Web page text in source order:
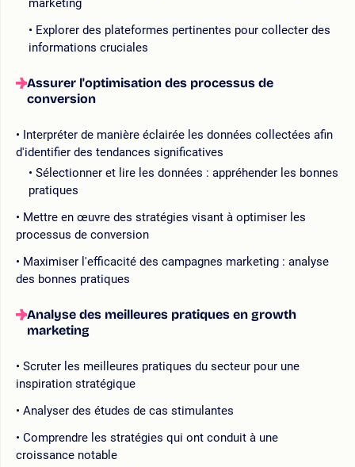
Explorer des plateformes pertinentes pour collecter des
informations cruciales
Assurer l'optimisation des processus de
conversion
Interpréter de manière éclairée les données collectées afin
d'identifier des tendances significatives
Sélectionner et lire les données : appréhender les bonnes
pratiques
Mettre en œuvre des stratégies visant à optimiser les
processus de conversion
Maximiser l'efficacité des campagnes marketing : analyse
des bonnes pratiques
Analyse des meilleures pratiques en growth
marketing
Scruter les meilleures pratiques du secteur pour une
inspiration stratégique
Analyser des études de cas stimulantes
Comprendre les stratégies qui ont conduit à une
croissance notable